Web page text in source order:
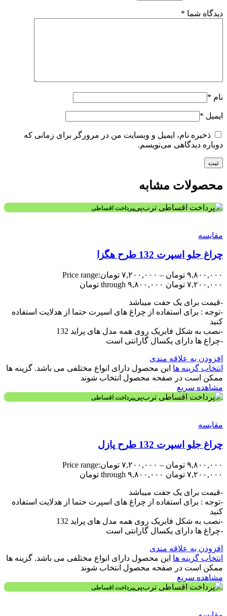
دیدگاه شما *
نام *
ایمیل *
ذخیره نام، ایمیل و وبسایت من در مرورگر برای زمانی که
دوباره دیدگاهی می‌نویسم.
محصولات مشابه
پرداخت اقساطی
مقایسه
چراغ جلو اسپرت 132 طرح هگزا
۹,۸۰۰,۰۰۰ تومان – ۷,۲۰۰,۰۰۰ تومانPrice range:
۷,۲۰۰,۰۰۰ تومان through ۹,۸۰۰,۰۰۰ تومان
-قیمت برای یک جفت میباشد
-توجه : برای استفاده از چراغ های اسپرت حتما از هدلایت استفاده
کنید
-نصب به شکل فابریک روی همه مدل های پراید 132
-چراغ ها دارای یکسال گارانتی است
افزودن به علاقه مندی
انتخاب گزینه ها این محصول دارای انواع مختلفی می باشد. گزینه ها
ممکن است در صفحه محصول انتخاب شوند
مشاهده سریع
پرداخت اقساطی
مقایسه
چراغ جلو اسپرت 132 طرح پازل
۹,۸۰۰,۰۰۰ تومان – ۷,۲۰۰,۰۰۰ تومانPrice range:
۷,۲۰۰,۰۰۰ تومان through ۹,۸۰۰,۰۰۰ تومان
-قیمت برای یک جفت میباشد
-توجه : برای استفاده از چراغ های اسپرت حتما از هدلایت استفاده
کنید
-نصب به شکل فابریک روی همه مدل های پراید 132
-چراغ ها دارای یکسال گارانتی است
افزودن به علاقه مندی
انتخاب گزینه ها این محصول دارای انواع مختلفی می باشد. گزینه ها
ممکن است در صفحه محصول انتخاب شوند
مشاهده سریع
پرداخت اقساطی